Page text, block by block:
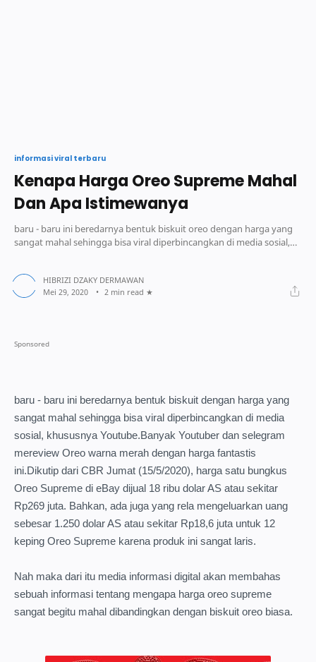
informasi viral terbaru
Kenapa Harga Oreo Supreme Mahal
Dan Apa Istimewanya
baru - baru ini beredarnya bentuk biskuit oreo dengan harga yang
sangat mahal sehingga bisa viral diperbincangkan di media sosial,
mahal dibandingkan dengan biskuit oreo biasa dan apa
istimewanya.
2 min read
baru - baru ini beredarnya bentuk biskuit dengan harga yang
sangat mahal sehingga bisa viral diperbincangkan di media
sosial, khususnya Youtube.Banyak Youtuber dan selegram
mereview Oreo warna merah dengan harga fantastis
ini.Dikutip dari CBR Jumat (15/5/2020), harga satu bungkus
Oreo Supreme di eBay dijual 18 ribu dolar AS atau sekitar
Rp269 juta. Bahkan, ada juga yang rela mengeluarkan uang
sebesar 1.250 dolar AS atau sekitar Rp18,6 juta untuk 12
keping Oreo Supreme karena produk ini sangat laris.
Nah maka dari itu media informasi digital akan membahas
sebuah informasi tentang mengapa harga oreo supreme
sangat begitu mahal dibandingkan dengan biskuit oreo biasa.